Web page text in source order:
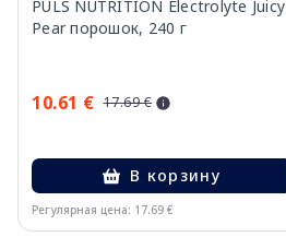
PULS NUTRITION Electrolyte Juicy
Pear порошок, 240 г
10.61 € 17.69 €
В корзину
Регулярная цена: 17.69 €